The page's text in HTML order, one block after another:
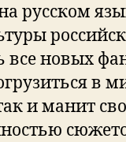
русском
новых
в
и манит